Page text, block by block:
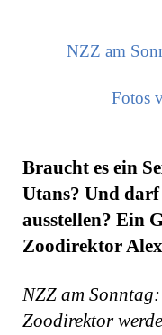
NZZ am
Fotos
Braucht es ein
Utans? Und
ausstellen? Ein
Zoodirektor
NZZ am
Zoodirektor